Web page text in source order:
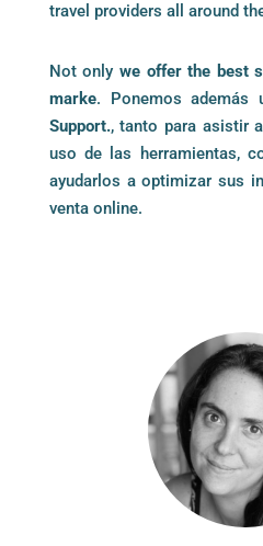
travel providers all around
Not only we offer the best
marke. Ponemos además
Support., tanto para asistir
uso de las herramientas,
ayudarlos a optimizar sus
venta online.